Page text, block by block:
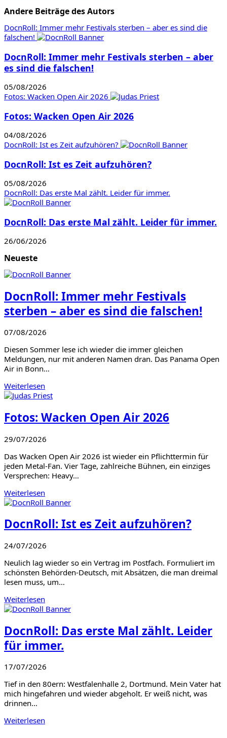
Andere Beiträge des Autors
DocnRoll: Immer mehr Festivals sterben – aber es sind die
falschen!
DocnRoll: Immer mehr Festivals sterben – aber
es sind die falschen!
05/08/2026
Fotos: Wacken Open Air 2026
Fotos: Wacken Open Air 2026
04/08/2026
DocnRoll: Ist es Zeit aufzuhören?
DocnRoll: Ist es Zeit aufzuhören?
05/08/2026
DocnRoll: Das erste Mal zählt. Leider für immer.
DocnRoll: Das erste Mal zählt. Leider für immer.
26/06/2026
Neueste
DocnRoll: Immer mehr Festivals
sterben – aber es sind die falschen!
07/08/2026
Diesen Sommer lese ich wieder die immer gleichen
Meldungen, nur mit anderen Namen dran. Das Panama Open
Air in Bonn…
Weiterlesen
Fotos: Wacken Open Air 2026
29/07/2026
Das Wacken Open Air 2026 ist wieder ein Pflichttermin für
jeden Metal-Fan. Vier Tage, zahlreiche Bühnen, ein einziges
Versprechen: Heavy…
Weiterlesen
DocnRoll: Ist es Zeit aufzuhören?
24/07/2026
Neulich lag wieder so ein Vertrag im Postfach. Formuliert im
schönsten Behörden-Deutsch, mit Absätzen, die man dreimal
lesen muss, um…
Weiterlesen
DocnRoll: Das erste Mal zählt. Leider
für immer.
17/07/2026
Tief in den 80ern: Westfalenhalle 2, Dortmund. Mein Vater hat
mich hingefahren und wieder abgeholt. Er weiß nicht, was
drinnen…
Weiterlesen